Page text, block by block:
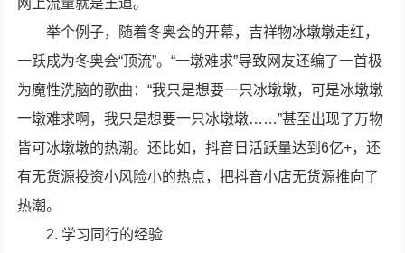
网上流量就是王道。
举个例子，随着冬奥会的开幕，吉祥物冰墩墩走红，
一跃成为冬奥会“顶流”。“一墩难求”导致网友还编了一首极
为魔性洗脑的歌曲：“我只是想要一只冰墩墩，可是冰墩墩
一墩难求啊，我只是想要一只冰墩墩……”甚至出现了万物
皆可冰墩墩的热潮。还比如，抖音日活跃量达到6亿+，还
有无货源投资小风险小的热点，把抖音小店无货源推向了
热潮。
2. 学习同行的经验